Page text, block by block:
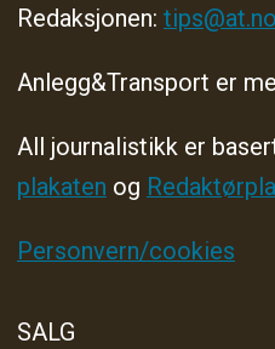
Redaksjonen: tips@at.no
Anlegg&Transport er
All journalistikk er
plakaten og
Personvern/cookies
SALG